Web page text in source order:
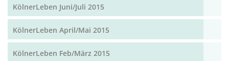
KölnerLeben Juni/Juli 2015
KölnerLeben April/Mai 2015
KölnerLeben Feb/März 2015